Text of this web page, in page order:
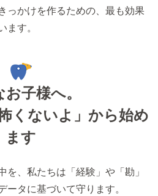
っかけを作るための、最も効果
ます。
子様へ。
くないよ」から始め
ます
を、私たちは「経験」や「勘」
タに基づいて守ります。